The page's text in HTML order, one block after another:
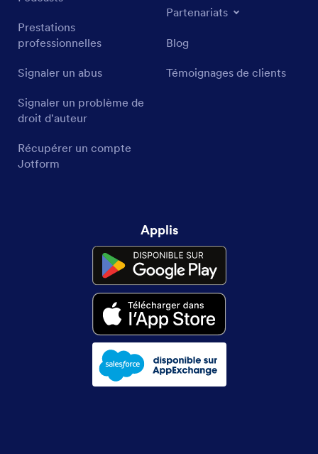
Prestations
professionnelles
Signaler un abus
Signaler un problème de
droit d'auteur
Récupérer un compte
Jotform
Partenariats
Blog
Témoignages de clients
Applis